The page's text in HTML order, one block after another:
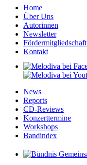
Home
Über Uns
Autorinnen
Newsletter
Fördermitgliedschaft
Kontakt
News
Reports
CD-Reviews
Konzerttermine
Workshops
Bandindex